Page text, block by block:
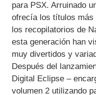
para PSX. Arruinado
ofrecía los títulos más
los recopilatorios de
esta generación han
muy divertidos y
Después del
Digital Eclipse –
volumen 2 utilizando